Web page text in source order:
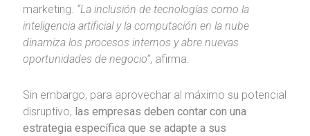
marketing. “La inclusión de tecnologías como la
inteligencia artificial y la computación en la nube
dinamiza los procesos internos y abre nuevas
oportunidades de negocio”, afirma.
Sin embargo, para aprovechar al máximo su potencial
disruptivo, las empresas deben contar con una
estrategia específica que se adapte a sus